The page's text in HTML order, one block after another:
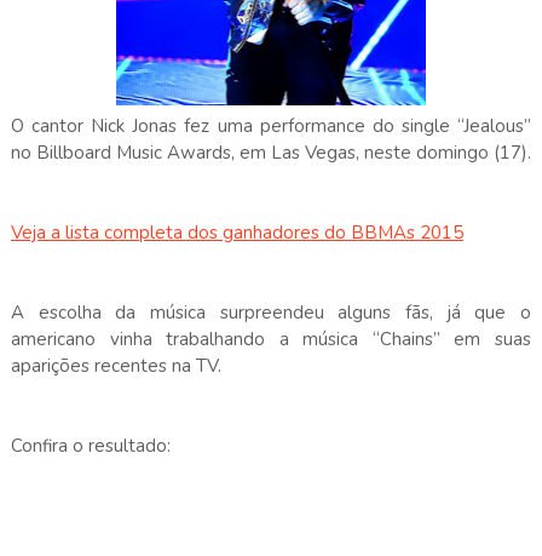
O cantor Nick Jonas fez uma performance do single “Jealous”
no Billboard Music Awards, em Las Vegas, neste domingo (17).
Veja a lista completa dos ganhadores do BBMAs 2015
A escolha da música surpreendeu alguns fãs, já que o
americano vinha trabalhando a música “Chains” em suas
aparições recentes na TV.
Confira o resultado: